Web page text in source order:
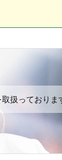
扱っておりま